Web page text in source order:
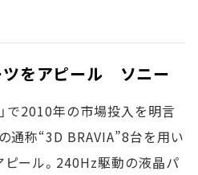
ツをアピール ソニー
で2010年の市場投入を明言
通称“3D BRAVIA”8台を用い
ール。240Hz駆動の液晶パ